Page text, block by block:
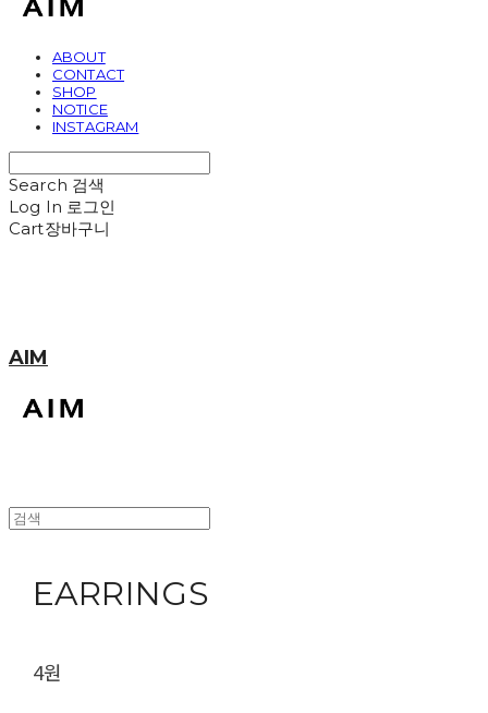
ABOUT
CONTACT
SHOP
NOTICE
INSTAGRAM
Search 검색
Log In 로그인
Cart장바구니
AIM
EARRINGS
4원